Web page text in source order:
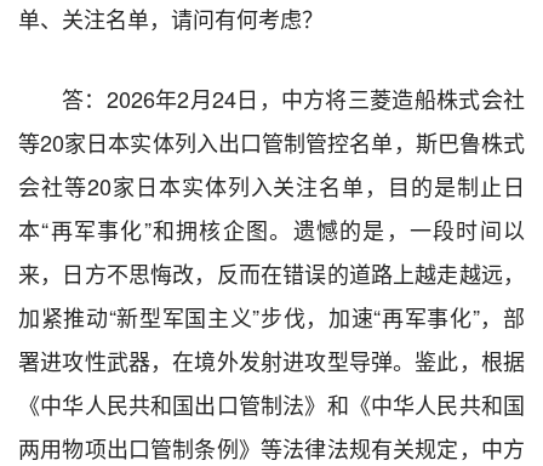
单、关注名单，请问有何考虑？
答：2026年2月24日，中方将三菱造船株式会社
等20家日本实体列入出口管制管控名单，斯巴鲁株式
会社等20家日本实体列入关注名单，目的是制止日
本“再军事化”和拥核企图。遗憾的是，一段时间以
来，日方不思悔改，反而在错误的道路上越走越远，
加紧推动“新型军国主义”步伐，加速“再军事化”，部
署进攻性武器，在境外发射进攻型导弹。鉴此，根据
《中华人民共和国出口管制法》和《中华人民共和国
两用物项出口管制条例》等法律法规有关规定，中方